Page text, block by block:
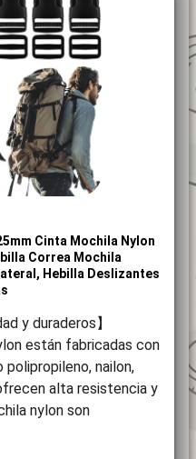
Cinta Mochila Nylon
Correa Mochila
Hebilla Deslizantes
y duraderos】
están fabricadas con
nailon,
alta resistencia y
nylon son